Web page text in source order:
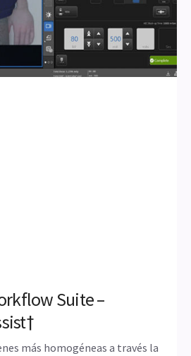
Suite –
más homogéneas a través la